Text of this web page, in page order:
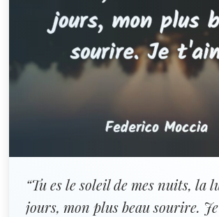
“Tu es le soleil de mes nuits, la
jours, mon plus beau sourire.